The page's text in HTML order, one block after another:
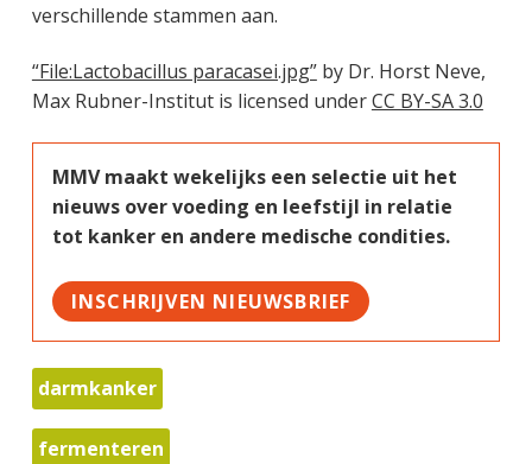
verschillende stammen aan.
“File:Lactobacillus paracasei.jpg”by Dr. Horst Neve,
Max Rubner-Institut is licensed underCC BY-SA 3.0
MMV maakt wekelijks een selectie uit het
nieuws over voeding en leefstijl in relatie
tot kanker en andere medische condities.
INSCHRIJVEN NIEUWSBRIEF
darmkanker
fermenteren